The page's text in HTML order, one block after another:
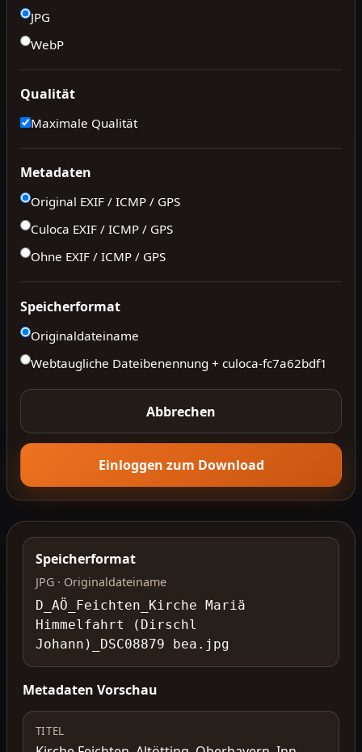
JPG
WebP
Qualität
Maximale Qualität
Metadaten
Original EXIF / ICMP / GPS
Culoca EXIF / ICMP / GPS
Ohne EXIF / ICMP / GPS
Speicherformat
Originaldateiname
Webtaugliche Dateibenennung + culoca-fc7a62bdf1
Abbrechen
Einloggen zum Download
Speicherformat
JPG · Originaldateiname
D_AÖ_Feichten_Kirche Mariä
Himmelfahrt (Dirschl
Johann)_DSC08879 bea.jpg
Metadaten Vorschau
TITEL